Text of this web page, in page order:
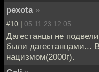
pexota »
#10 | 05.11.23 12:05
Дагестанцы не
были дагестанцами...
нацизмом(2000г).